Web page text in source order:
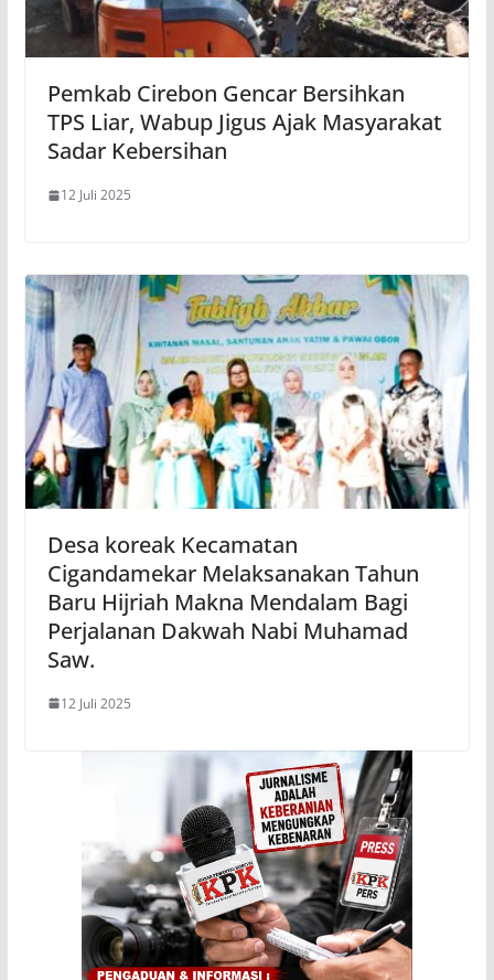
Pemkab Cirebon Gencar Bersihkan
TPS Liar, Wabup Jigus Ajak Masyarakat
Sadar Kebersihan
12 Juli 2025
Desa koreak Kecamatan
Cigandamekar Melaksanakan Tahun
Baru Hijriah Makna Mendalam Bagi
Perjalanan Dakwah Nabi Muhamad
Saw.
12 Juli 2025